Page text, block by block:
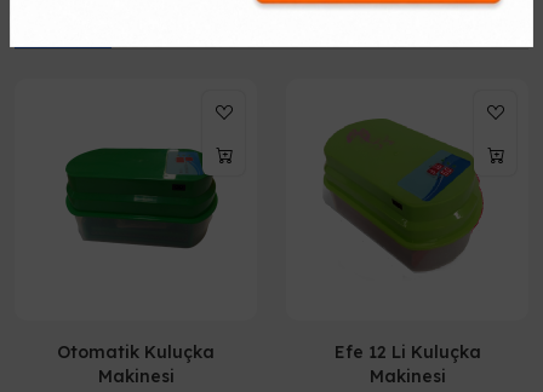
Otomatik Kuluçka
Makinesi
Efe 12 Li Kuluçka
Makinesi